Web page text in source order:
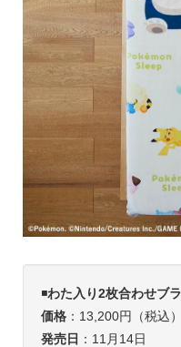
◾️わた入り2枚合わせブ
価格：13,200円（税込）
発売日 ：11月14日